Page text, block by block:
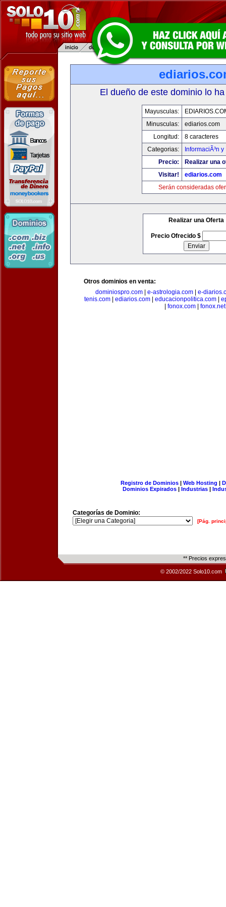
El dueño de este dominio lo
Mayusculas:
Minusculas:
ediarios.com
Longitud:
8 caracteres
Categorias:
InformaciÃ³n
Precio:
Realizar una
Visitar!
ediarios.com
Serán consideradas
Realizar una Oferta
Precio Ofrecido $
Otros dominios en venta:
dominiospro.com
e-astrologia.com
e-
tenis.com
ediarios.com educacionpolitica.com
fonox.com| fonox.net
Registro de Dominios| Web Hosting |
Dominios Expirados | Industrias |
Categorías de Dominio:
[Pág.
** Precios
© 2002/2022 Solo10.com